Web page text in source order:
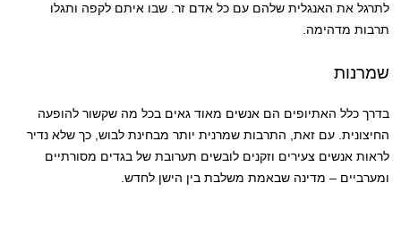
לתרגל את האנגלית שלהם עם כל אדם זר. שבו איתם לקפה ותגלו
תרבות מדהימה.
שמרנות
בדרך כלל האתיופים הם אנשים מאוד גאים בכל מה שקשור להופעה
החיצונית. עם זאת, התרבות שמרנית יותר מבחינת לבוש, כך שלא נדיר
לראות אנשים צעירים וזקנים לובשים תערובת של בגדים מסורתיים
ומערביים – מדינה שבאמת משלבת בין הישן לחדש.